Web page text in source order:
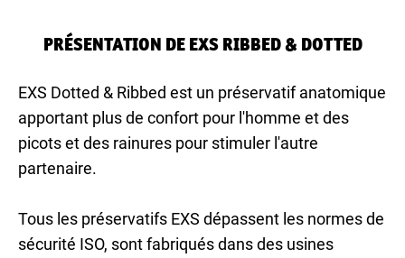
PRÉSENTATION DE EXS RIBBED & DOTTED
EXS Dotted & Ribbed est un préservatif anatomique
apportant plus de confort pour l'homme et des
picots et des rainures pour stimuler l'autre
partenaire.
Tous les préservatifs EXS dépassent les normes de
sécurité ISO, sont fabriqués dans des usines